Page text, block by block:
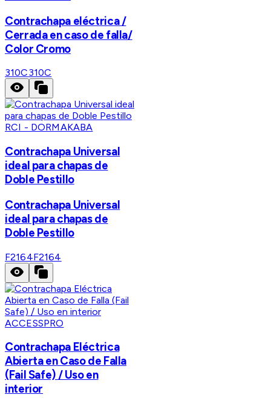
Contrachapa eléctrica /
Cerrada en caso de falla/
Color Cromo
310C310C
RCI - DORMAKABA
Contrachapa Universal
ideal para chapas de
Doble Pestillo
Contrachapa Universal
ideal para chapas de
Doble Pestillo
F2164F2164
ACCESSPRO
Contrachapa Eléctrica
Abierta en Caso de Falla
(Fail Safe) / Uso en
interior